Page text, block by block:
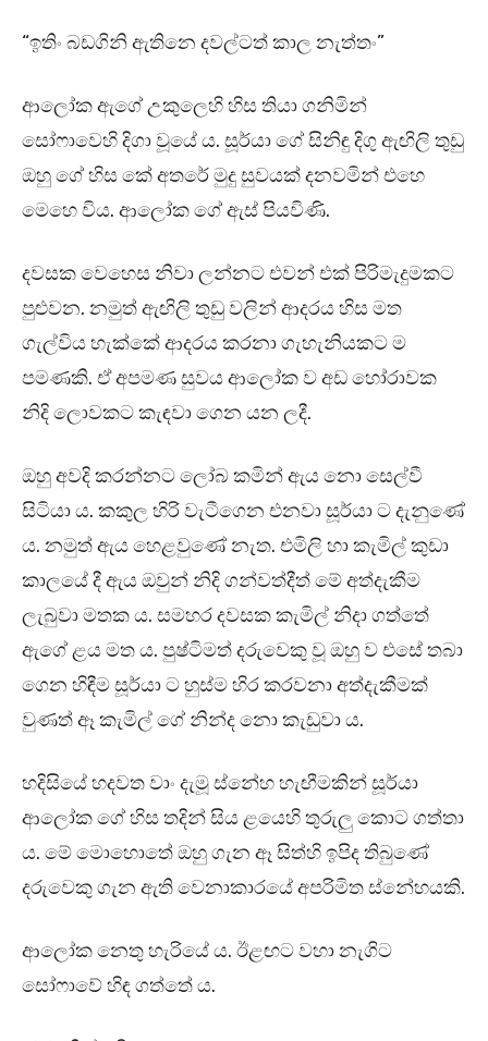
“ඉතිං බඩගිනි ඇතිනෙ දවල්ටත් කාල නැත්තං”
ආලෝක ඇගේ උකුලෙහි හිස තියා ගනිමින්
සෝෆාවෙහි දිගා වූයේ ය. සූර්යා ගේ සිනිඳු දිගු ඇඟිලි තුඩු
ඔහු ගේ හිස කේ අතරේ මුදු සුවයක් දනවමින් එහෙ
මෙහෙ විය. ආලෝක ගේ ඇස් පියවිණි.
දවසක වෙහෙස නිවා ලන්නට එවන් එක් පිරිමැදුමකට
පුළුවන. නමුත් ඇඟිලි තුඩු වලින් ආදරය හිස මත
ගැල්විය හැක්කේ ආදරය කරනා ගැහැනියකට ම
පමණකි. ඒ අපමණ සුවය ආලෝක ව අඩ හෝරාවක
නිදි ලොවකට කැඳවා ගෙන යන ලදී.
ඔහු අවදි කරන්නට ලෝබ කමින් ඇය නො සෙල්වී
සිටියා ය. කකුල හිරි වැටීගෙන එනවා සූර්යා ට දැනුණේ
ය. නමුත් ඇය හෙළවුණේ නැත. එමිලි හා කැමිල් කුඩා
කාලයේ දී ඇය ඔවුන් නිදි ගන්වත්දීත් මේ අත්දැකීම
ලැබුවා මතක ය. සමහර දවසක කැමිල් නිදා ගත්තේ
ඇගේ ළය මත ය. පුෂ්ටිමත් දරුවෙකු වූ ඔහු ව එසේ තබා
ගෙන හිඳීම සූර්යා ට හුස්ම හිර කරවනා අත්දැකීමක්
වුණත් ඈ කැමිල් ගේ නින්ද නො කැඩුවා ය.
හදිසියේ හදවත වාං දැමූ ස්නේහ හැඟීමකින් සූර්යා
ආලෝක ගේ හිස තදින් සිය ළයෙහි තුරුලු කොට ගත්තා
ය. මේ මොහොතේ ඔහු ගැන ඈ සිත්හි ඉපිද තිබුණේ
දරුවෙකු ගැන ඇති වෙනාකාරයේ අපරිමිත ස්නේහයකි.
ආලෝක නෙතු හැරියේ ය. ඊළඟට වහා නැගිට
සෝෆාවේ හිඳ ගත්තේ ය.